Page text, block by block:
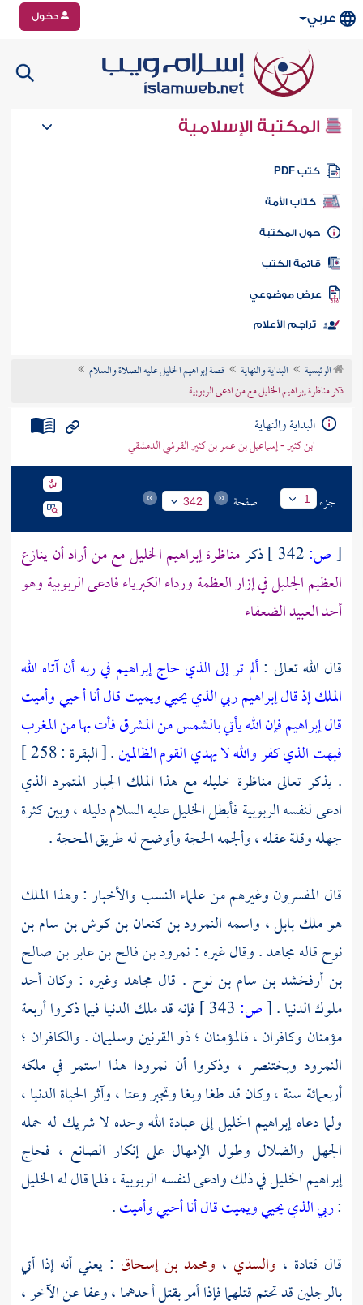
عربي دخول
المكتبة الإسلامية
كتب PDF
كتاب الأمة
المكتبة
الكتب
موضوعي
تراجم الأعلام
الرئيسية البداية والنهاية
قصة إبراهيم الخليل عليه الصلاة والسلام
ذكر مناظرة إبراهيم الخليل مع من ادعى الربوبية
البداية والنهاية
ابن كثير - إسماعيل بن عمر بن كثير القرشي الدمشقي
جزء 1 صفحة 342
[ص: ذكرمناظرةإبراهيمالخليل مع من أراد أن ينازع
العظيم الجليل في إزار العظمة ورداء الكبرياء فادعى الربوبية وهو
أحد العبيد الضعفاء
قال الله تعالى :ألم تر إلى الذي حاج إبراهيم في ربه أن آتاه الله
الملك إذ قال إبراهيم ربي الذي يحيي ويميت قال أنا أحيي وأميت
قال إبراهيم فإن الله يأتي بالشمس من المشرق فأت بها من المغرب
فبهت الذي كفر والله لا يهدي القوم الظالمين
. [ البقرة : 258 ]
. يذكر تعالى مناظرة خليله مع هذا الملك الجبار المتمرد الذي
ادعى لنفسه الربوبية فأبطلالخليلعليه السلام دليله ، وبين كثرة
جهله وقلة عقله ، وألجمه الحجة وأوضح له طريق المحجة .
قال المفسرون وغيرهم من علماء النسب والأخبار : وهذا الملك
هو ملكبابل، واسمه النمرود بن كنعان بن كوش بن سام بن
نوحقالهمجاهد. وقال غيره :نمرود بن فالح بن عابر بن صالح
بن أرفخشد بن سام بن نوح . قال مجاهد وغيره : وكان أحد
ملوك الدنيا .[ص:
فإنه قد ملك الدنيا فيما ذكروا أربعة
مؤمنان وكافران ، فالمؤمنان ؛ ذو القرنين وسليمان . والكافران ؛
النمرود وبختنصر ، وذكروا أن نمرودا هذا استمر في ملكه
أربعمائة سنة ، وكان قد طغا وبغا وتجبر وعتا ، وآثر الحياة الدنيا ،
ولما دعاهإبراهيم الخليل إلى عبادة الله وحده لا شريك له حمله
الجهل والضلال وطول الإمهال على إنكار الصانع ، فحاج
إبراهيمالخليل في ذلك وادعى لنفسه الربوبية ، فلما قال لهالخليل
:ربي الذي يحيي ويميت قال أنا أحيي وأميت.
قال قتادة ، والسدي ، ومحمد بن إسحاق : يعني أنه إذا أتي
بالرجلين قد تحتم قتلهما فإذا أمر بقتل أحدهما ، وعفا عن الآخر ،